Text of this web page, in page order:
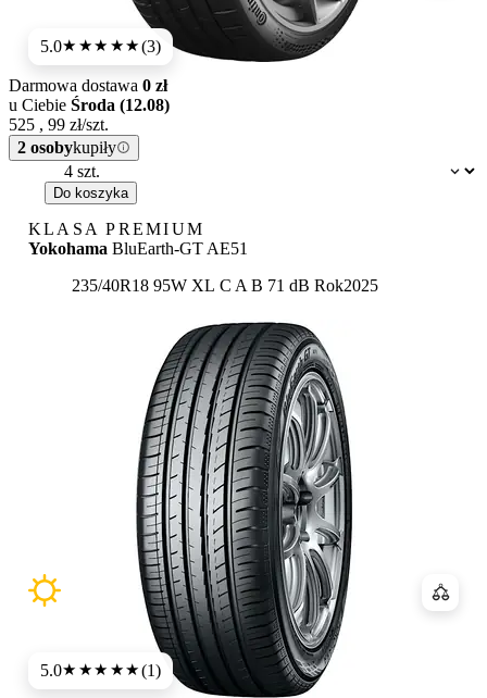
5.0★★★★★(3)
Dostępność:
Darmowa dostawa 0 zł
u Ciebie Środa (12.08)
525 , 99 zł/szt.
2 osobykupiły
Do koszyka
KLASA PREMIUM
Yokohama BluEarth-GT AE51
235/40R18 95W XL Etykieta:
C A B 71 dB Rok2025
5.0★★★★★(1)